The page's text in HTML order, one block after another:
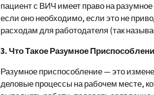
пациент с ВИЧ имеет право на
если оно необходимо, если это не
расходам для работодателя (так
3. Что Такое Разумное
Разумное приспособление — это
деловые процессы на рабочем месте,